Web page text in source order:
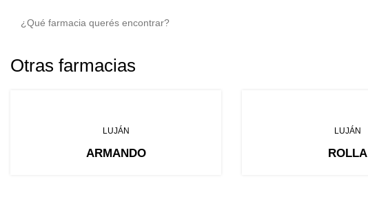
Otras farmacias
LUJÁN
ARMANDO
LUJÁN
ROLLA